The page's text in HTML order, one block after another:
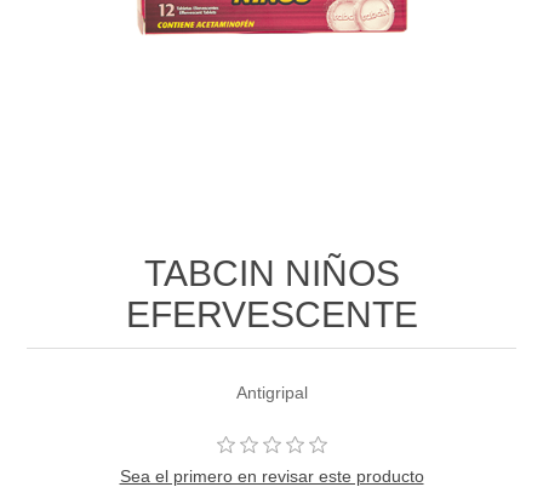
TABCIN NIÑOS
EFERVESCENTE
Antigripal
Sea el primero en revisar este producto